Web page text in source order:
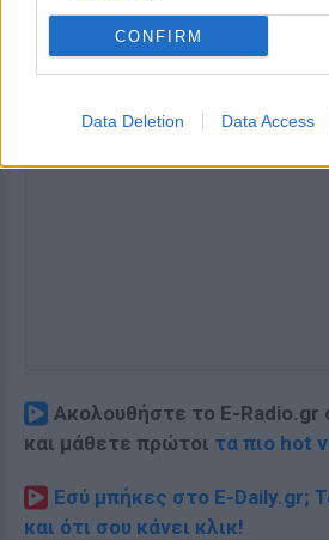
CONFIRM
Data Deletion Data Access
Ακολουθήστε το E-Radio.gr
και μάθετε πρώτοι τα πιο hot
Εσύ μπήκες στο E-Daily.gr;
και ότι σου κάνει κλικ!